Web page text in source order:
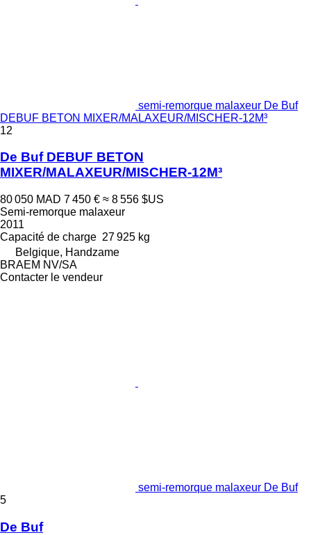
semi-remorque malaxeur De Buf
DEBUF BETON MIXER/MALAXEUR/MISCHER-12M³
12
De Buf DEBUF BETON
MIXER/MALAXEUR/MISCHER-12M³
80 050 MAD 7 450 € ≈ 8 556 $US
Semi-remorque malaxeur
2011
Capacité de charge 27 925 kg
Belgique, Handzame
BRAEM NV/SA
Contacter le vendeur
semi-remorque malaxeur De Buf
5
De Buf